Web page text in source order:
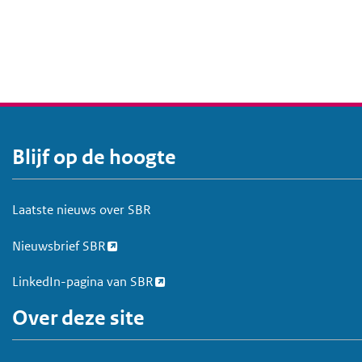
V
o
e
t
Blijf op de hoogte
Laatste nieuws over SBR
Nieuwsbrief SBR
LinkedIn-pagina van SBR
Over deze site